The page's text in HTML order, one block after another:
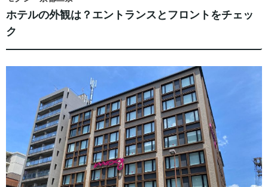
ホテルの外観は？エントランスとフロントをチェッ
ク